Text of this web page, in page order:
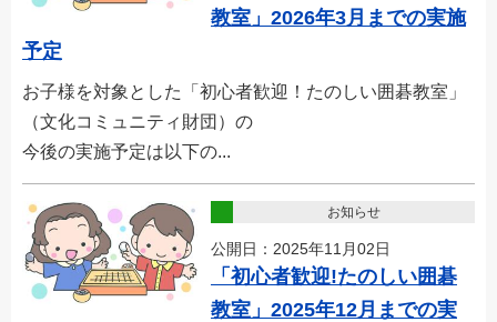
教室」2026年3月までの実施
予定
お子様を対象とした「初心者歓迎！たのしい囲碁教室」
（文化コミュニティ財団）の
今後の実施予定は以下の...
お知らせ
公開日：2025年11月02日
「初心者歓迎!たのしい囲碁
教室」2025年12月までの実